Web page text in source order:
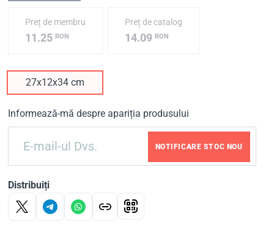
Preț de membru
11.25 RON
Preț de catalog
14.09RON
27x12x34 cm
Informează-mă despre apariția produsului
NOTIFICARE STOC NOU
Distribuiți